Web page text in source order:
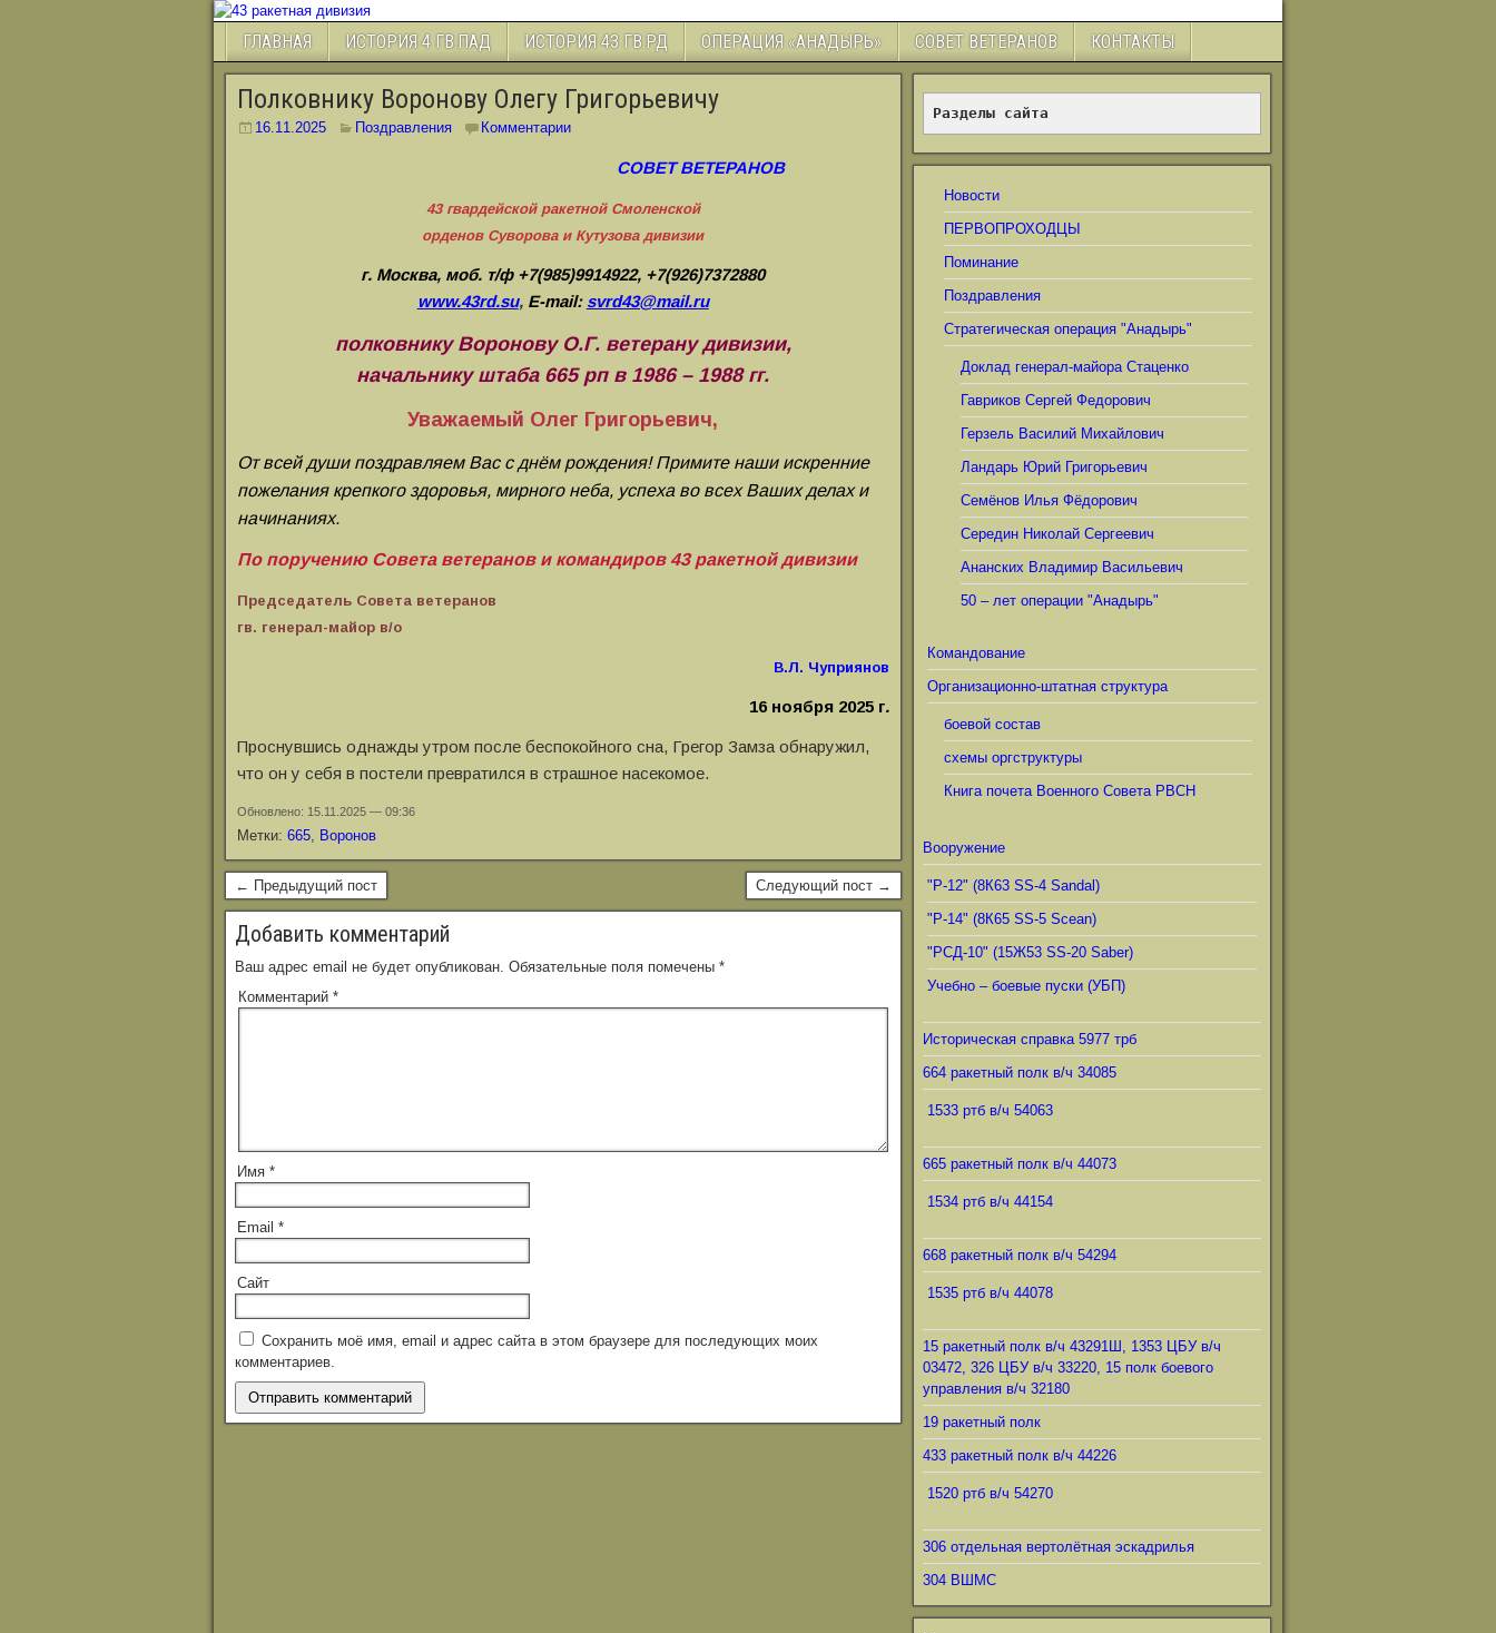
ГЛАВНАЯ ИСТОРИЯ 4 ГВ.ПАД ИСТОРИЯ 43 ГВ.РД ОПЕРАЦИЯ «АНАДЫРЬ» СОВЕТ ВЕТЕРАНОВ КОНТАКТЫ
Полковнику Воронову Олегу Григорьевичу
16.11.2025 Поздравления Комментарии
СОВЕТ ВЕТЕРАНОВ
43 гвардейской ракетной Смоленской
орденов Суворова и Кутузова дивизии
г. Москва, моб. т/ф +7(985)9914922, +7(926)7372880
www.43rd.su, E-mail: svrd43@mail.ru
полковнику Воронову О.Г. ветерану дивизии,
начальнику штаба 665 рп в 1986 – 1988 гг.
Уважаемый Олег Григорьевич,
От всей души поздравляем Вас с днём рождения! Примите наши искренние
пожелания крепкого здоровья, мирного неба, успеха во всех Ваших делах и
начинаниях.
По поручению Совета ветеранов и командиров 43 ракетной дивизии
Председатель Совета ветеранов
гв. генерал-майор в/о
В.Л. Чуприянов
16 ноября 2025 г.
Проснувшись однажды утром после беспокойного сна, Грегор Замза обнаружил,
что он у себя в постели превратился в страшное насекомое.
Обновлено: 15.11.2025 — 09:36
Метки: 665, Воронов
← Предыдущий пост Следующий пост →
Добавить комментарий
Ваш адрес email не будет опубликован. Обязательные поля помечены *
Комментарий *
Имя *
Email *
Сайт
Сохранить моё имя, email и адрес сайта в этом браузере для последующих моих
комментариев.
Разделы сайта
Новости
ПЕРВОПРОХОДЦЫ
Поминание
Поздравления
Стратегическая операция "Анадырь"
Доклад генерал-майора Стаценко
Гавриков Сергей Федорович
Герзель Василий Михайлович
Ландарь Юрий Григорьевич
Семёнов Илья Фёдорович
Середин Николай Сергеевич
Ананских Владимир Васильевич
50 – лет операции "Анадырь"
Командование
Организационно-штатная структура
боевой состав
схемы оргструктуры
Книга почета Военного Совета РВСН
Вооружение
"Р-12" (8К63 SS-4 Sandal)
"Р-14" (8К65 SS-5 Scean)
"РСД-10" (15Ж53 SS-20 Saber)
Учебно – боевые пуски (УБП)
Историческая справка 5977 трб
664 ракетный полк в/ч 34085
1533 ртб в/ч 54063
665 ракетный полк в/ч 44073
1534 ртб в/ч 44154
668 ракетный полк в/ч 54294
1535 ртб в/ч 44078
15 ракетный полк в/ч 43291Ш, 1353 ЦБУ в/ч
03472, 326 ЦБУ в/ч 33220, 15 полк боевого
управления в/ч 32180
19 ракетный полк
433 ракетный полк в/ч 44226
1520 ртб в/ч 54270
306 отдельная вертолётная эскадрилья
304 ВШМС